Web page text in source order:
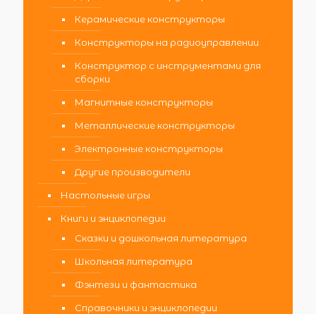
Керамические конструкторы
Конструкторы на радиоуправлении
Конструктор с инструментами для
сборки
Магнитные конструкторы
Металлические конструкторы
Электронные конструкторы
Другие производители
Настольные игры
Книги и энциклопедии
Сказки и дошкольная литература
Школьная литература
Фэнтези и фантастика
Справочники и энциклопедии